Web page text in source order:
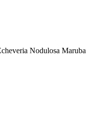
Nodulosa Maruba